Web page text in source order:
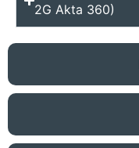
2G Akta 360)